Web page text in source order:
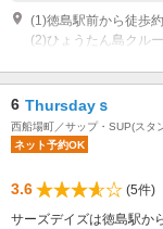
(2)ひょうたん島クル
営業：予約営業。 事
6 Thursdayｓ
西船場町／サップ・SUP(スタ
ネット予約OK
3.6
(5件)
サーズデイズは徳島駅か